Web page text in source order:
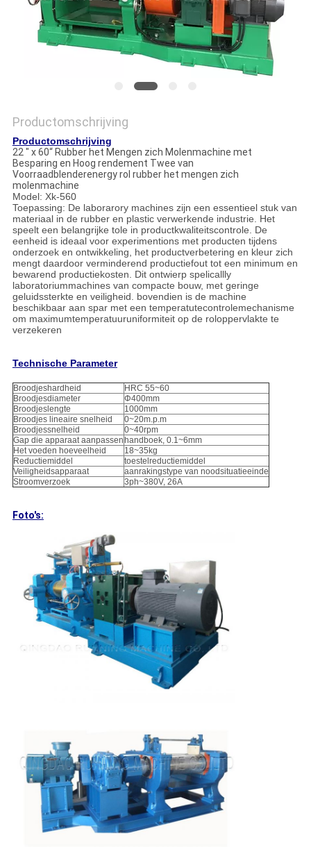
Productomschrijving
Productomschrijving
22 " x 60“ Rubber het Mengen zich Molenmachine met
Besparing en Hoog rendement Twee van
Voorraadblenderenergy rol rubber het mengen zich
molenmachine
Model: Xk-560
Toepassing: De laborarory machines zijn een essentieel stuk van
materiaal in de rubber en plastic verwerkende industrie. Het
speelt een belangrijke tole in productkwaliteitscontrole. De
eenheid is ideaal voor experimentions met producten tijdens
onderzoek en ontwikkeling, het productverbetering en kleur zich
mengt daardoor verminderend productiefout tot een minimum en
bewarend productiekosten. Dit ontwierp spelicallly
laboratoriummachines van compacte bouw, met geringe
geluidssterkte en veiligheid. bovendien is de machine
beschikbaar aan spar met een temperatutecontrolemechanisme
om maximumtemperatuuruniformiteit op de roloppervlakte te
verzekeren
Technische Parameter
Broodjeshardheid
HRC 55~60
Broodjesdiameter
Φ400mm
Broodjeslengte
1000mm
Broodjes lineaire snelheid
0~20m.p.m
Broodjessnelheid
0~40rpm
Gap die apparaat aanpassen handboek, 0.1~6mm
Het voeden hoeveelheid
18~35kg
Reductiemiddel
toestelreductiemiddel
Veiligheidsapparaat
aanrakingstype van noodsituatieeinde
Stroomverzoek
3ph~380V, 26A
Foto's: